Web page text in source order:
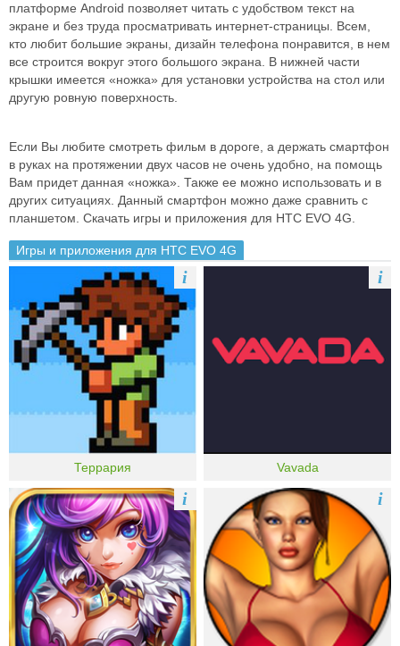
платформе Android позволяет читать с удобством текст на
экране и без труда просматривать интернет-страницы. Всем,
кто любит большие экраны, дизайн телефона понравится, в нем
все строится вокруг этого большого экрана. В нижней части
крышки имеется «ножка» для установки устройства на стол или
другую ровную поверхность.
Если Вы любите смотреть фильм в дороге, а держать смартфон
в руках на протяжении двух часов не очень удобно, на помощь
Вам придет данная «ножка». Также ее можно использовать и в
других ситуациях. Данный смартфон можно даже сравнить с
планшетом. Скачать игры и приложения для HTC EVO 4G.
Игры и приложения для HTC EVO 4G
Террария
i
Vavada
i
i i